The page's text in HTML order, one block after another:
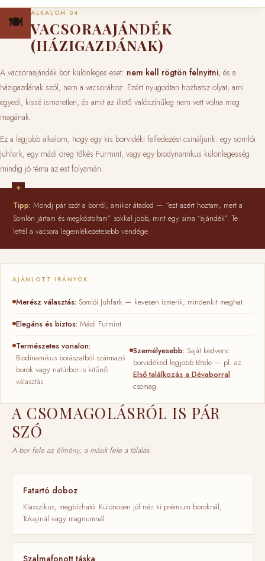
🍽️
ALKALOM 04
VACSORAAJÁNDÉK
(HÁZIGAZDÁNAK)
A vacsoraajándék bor különleges eset: nem kell rögtön felnyitni, és a
házigazdának szól, nem a vacsorához. Ezért nyugodtan hozhatsz olyat, ami
egyedi, kissé ismeretlen, és amit az illető valószínűleg nem vett volna meg
magának.
Ez a legjobb alkalom, hogy egy kis borvidéki felfedezést csináljunk: egy somlói
Juhfark, egy mádi öreg tőkés Furmint, vagy egy biodynamikus különlegesség
mindig jó téma az est folyamán.
Tipp: Mondj pár szót a borról, amikor átadod — “ezt azért hoztam, mert a
Somlón jártam és megkóstoltam” sokkal jobb, mint egy sima “ajándék”. Te
lettél a vacsora legemlékezetesebb vendége.
AJÁNLOTT IRÁNYOK
Merész választás: Somlói Juhfark — kevesen ismerik, mindenkit meghat
Elegáns és biztos: Mádi Furmint
Természetes vonalon:
Biodinamikus borászatból származó
borok vagy natúrbor is kitűnő
választás
Személyesebb: Saját kedvenc
borvidéked legjobb tétele — pl. az
Első találkozás a Dévaborral
csomag
A CSOMAGOLÁSRÓL IS PÁR
SZÓ
A bor fele az élmény, a másik fele a tálalás.
Fatartó doboz
Klasszikus, megbízható. Különösen jól néz ki prémium boroknál,
Tokajinál vagy magnumnál.
Szalmafonott táska